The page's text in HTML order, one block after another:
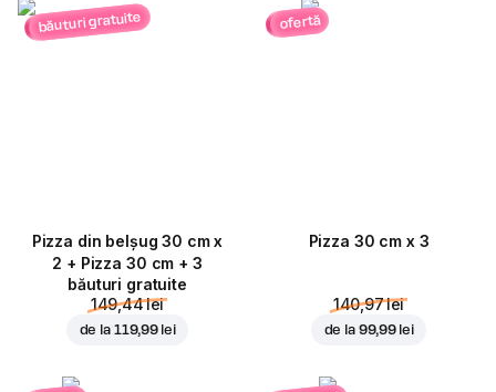
băuturi gratuite
Pizza din belșug 30 cm x
2 + Pizza 30 cm + 3
băuturi gratuite
149,44 lei
de la 119,99 lei
ofertă
Pizza 30 cm x 3
140,97 lei
de la 99,99 lei